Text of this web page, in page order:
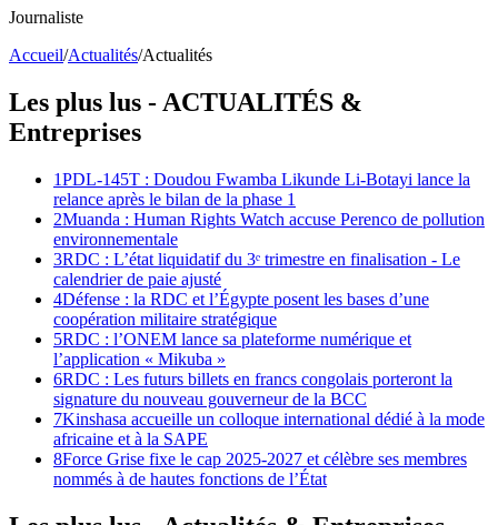
Journaliste
Accueil/Actualités/Actualités
Les plus lus - ACTUALITÉS &
Entreprises
1PDL-145T : Doudou Fwamba Likunde Li-Botayi lance la
relance après le bilan de la phase 1
2Muanda : Human Rights Watch accuse Perenco de pollution
environnementale
3RDC : L’état liquidatif du 3ᵉ trimestre en finalisation - Le
calendrier de paie ajusté
4Défense : la RDC et l’Égypte posent les bases d’une
coopération militaire stratégique
5RDC : l’ONEM lance sa plateforme numérique et
l’application « Mikuba »
6RDC : Les futurs billets en francs congolais porteront la
signature du nouveau gouverneur de la BCC
7Kinshasa accueille un colloque international dédié à la mode
africaine et à la SAPE
8Force Grise fixe le cap 2025-2027 et célèbre ses membres
nommés à de hautes fonctions de l’État